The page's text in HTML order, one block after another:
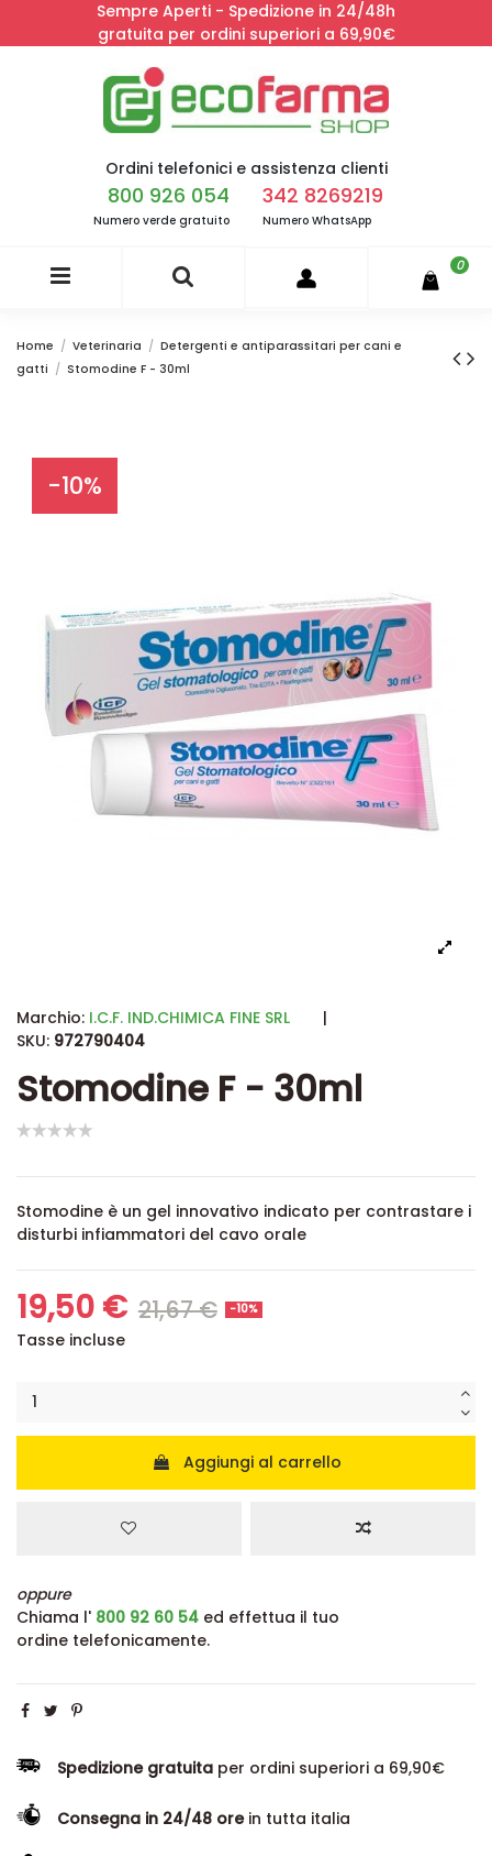
Sempre Aperti - Spedizione in 24/48h
gratuita per ordini superiori a 69,90€
Ordini telefonici e assistenza clienti
800 926 054
Numero verde gratuito
342 8269219
Numero WhatsApp
0
Home Veterinaria
Detergenti e antiparassitari per cani e
gatti
Stomodine F - 30ml
-10%
Marchio: I.C.F. IND.CHIMICA FINE SRL
|
SKU: 972790404
Stomodine F - 30ml
Stomodine è un gel innovativo indicato per contrastare i
disturbi infiammatori del cavo orale
19,50 € 21,67 € -10%
Tasse incluse
Aggiungi al carrello
oppure
Chiama l' 800 92 60 54 ed effettua il tuo
ordine telefonicamente.
Spedizione gratuita per ordini superiori a 69,90€
Consegna in 24/48 orein tutta italia